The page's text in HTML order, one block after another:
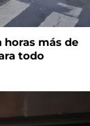
horas más de
todo